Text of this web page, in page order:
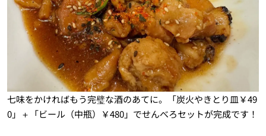
七味をかければもう完璧な酒のあてに。「炭火やきとり皿￥49
0」＋「ビール（中瓶）￥480」でせんべろセットが完成です！